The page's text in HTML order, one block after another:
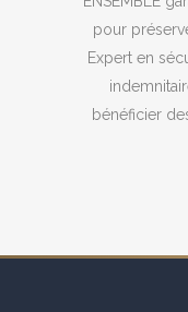
pour
Expert en
bénéficier